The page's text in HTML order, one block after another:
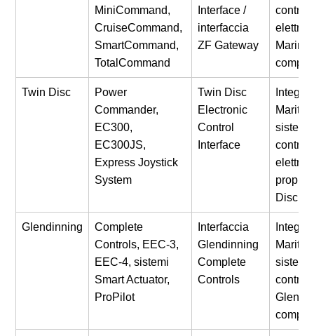
MiniCommand,
CruiseCommand,
SmartCommand,
TotalCommand
Interface /
interfaccia
ZF Gateway
Marine
Twin Disc
Power
Commander,
EC300,
EC300JS,
Express Joystick
System
Twin Disc
Electronic
Control
Interface
sistemi
Disc
Glendinning
Complete
Controls, EEC-3,
EEC-4, sistemi
Smart Actuator,
ProPilot
Interfaccia
Glendinning
Complete
Controls
sistemi